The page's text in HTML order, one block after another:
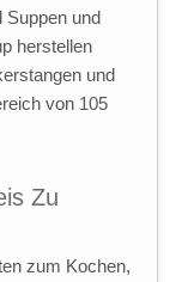
Suppen und
herstellen
und
von 105
Zu
zum Kochen,